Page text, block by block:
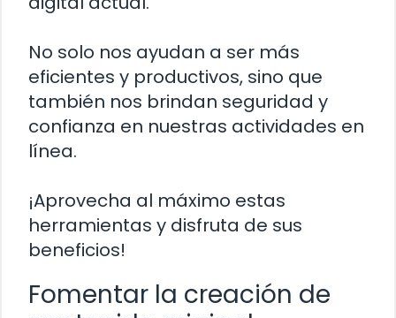
No solo nos ayudan a ser más
eficientes y productivos, sino que
también nos brindan seguridad y
confianza en nuestras actividades en
línea.
¡Aprovecha al máximo estas
herramientas y disfruta de sus
beneficios!
Fomentar la creación de